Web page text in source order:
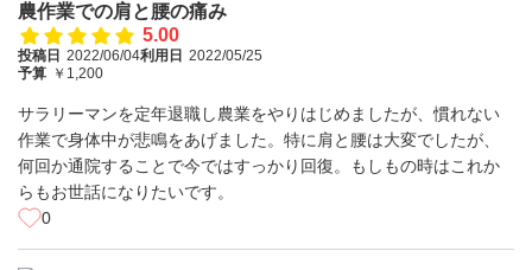
農作業での肩と腰の痛み
5.00
投稿日 2022/06/04利用日 2022/05/25
予算 ￥1,200
サラリーマンを定年退職し農業をやりはじめましたが、慣れない
作業で身体中が悲鳴をあげました。特に肩と腰は大変でしたが、
何回か通院することで今ではすっかり回復。もしもの時はこれか
らもお世話になりたいです。
0